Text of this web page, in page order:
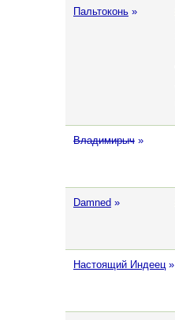
Пальтоконь »
Владимирыч »
Damned »
Настоящий Индеец »